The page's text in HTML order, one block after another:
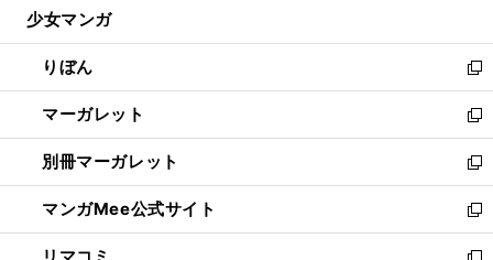
開
く
ウ
で
開
く
ン
ド
ウ
で
開
く
ウ
ィ
ン
ド
ウ
で
開
く
少女マンガ
りぼん
新
し
い
ウ
ィ
ン
ド
ウ
マーガレット
新
し
い
ウ
ィ
ン
別冊マーガレット
新
し
い
ウ
マンガMee公式サイト
新
し